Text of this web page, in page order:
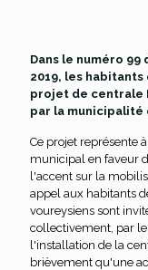
Dans le numéro 99
2019, les
projet de centrale
par la municipalité
Ce projet représente
municipal en faveur
l'accent sur la
appel aux habitants
voureysiens sont
collectivement, par
l'installation de la
brièvement qu'une